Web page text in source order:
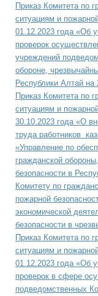
Приказ Комитета по
ситуациям и
01.12.2023 года «Об
проверок
учреждений
обороне,
Республики Алтай на
Приказ Комитета по
ситуациям и
30.10.2023 года «О
труда работников
«Управление по
гражданской
безопасности в
Комитету по
пожарной
экономической
безопасности в
Приказ Комитета по
ситуациям и
01.12.2023 года «Об
проверок в сфере
подведомственных